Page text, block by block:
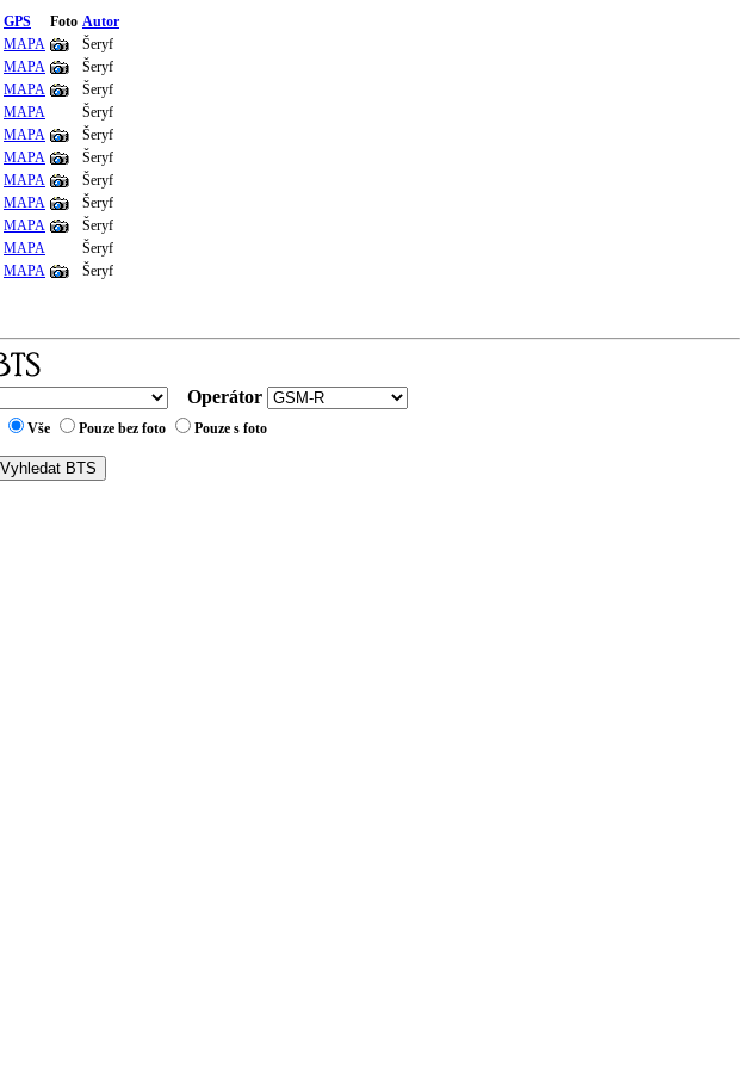
GPS Foto Autor
MAPA
Šeryf
MAPA
Šeryf
MAPA
Šeryf
MAPA
Šeryf
MAPA
Šeryf
MAPA
Šeryf
MAPA
Šeryf
MAPA
Šeryf
MAPA
Šeryf
MAPA
Šeryf
MAPA Šeryf
Operátor
Vše Pouze bez foto Pouze s foto